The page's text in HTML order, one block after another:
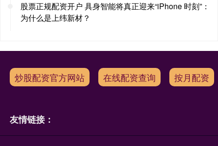
股票正规配资开户 具身智能将真正迎来“iPhone 时刻”：
为什么是上纬新材？
炒股配资官方网站 在线配资查询 按月配资
友情链接：